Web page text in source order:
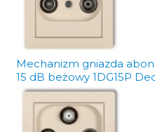
Mechanizm gniazda
15 dB beżowy 1DG15P